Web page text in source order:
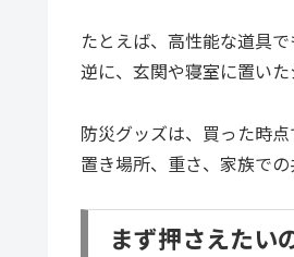
たとえば、高性能な道具
逆に、玄関や寝室に置い
防災グッズは、買った時点
置き場所、重さ、家族で
まず押さえたい